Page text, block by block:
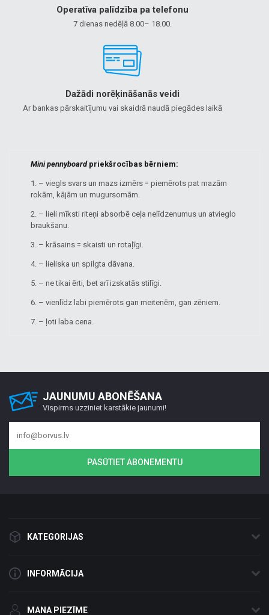
Operatīva palīdzība pa telefonu
7 dienas nedēļā 8.00– 18.00.
Dažādi norēķināšanās veidi
Ar bankas pārskaitījumu vai skaidrā naudā piegādes laikā
Mini pennyboardpriekšrocības bērniem:
1. – viegls svars un mazs izmērs = piemērots pat mazām
rokām, kājām un mugursomām.
2. – lieli mīksti riteņi absorbē ceļa nelīdzenumus un atvieglo
braukšanu.
3. – krāsains = skaisti un rotaļīgi.
4. – lieliska un spilgta dāvana.
5. – ne tikai ērti, bet arī izskatās stilīgi.
6. – vienlīdz labi piemērots gan meitenēm, gan zēniem.
7. – ļoti laba cena.
JAUNUMU ABONĒŠANA
Vispirms uzziniet karstākie jaunumi!
PASŪTIET ABONEMENTU
KATEGORIJAS
INFORMĀCIJA
MANA PIEZĪME